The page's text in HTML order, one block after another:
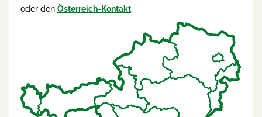
oder den Österreich-Kontakt